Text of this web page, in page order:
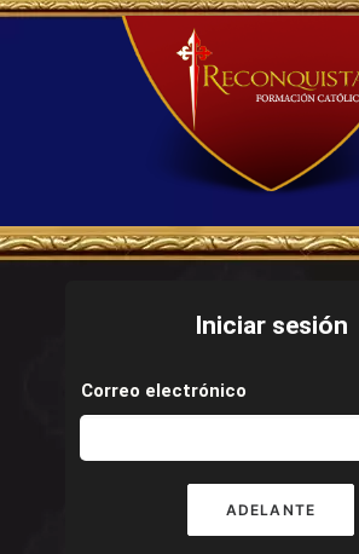
Iniciar sesión
Correo electrónico
ADELANTE